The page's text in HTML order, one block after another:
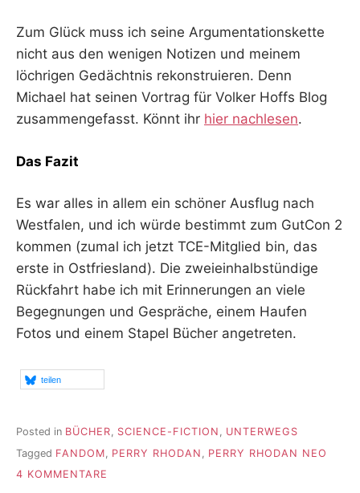
Zum Glück muss ich seine Argumentationskette
nicht aus den wenigen Notizen und meinem
löchrigen Gedächtnis rekonstruieren. Denn
Michael hat seinen Vortrag für Volker Hoffs Blog
zusammengefasst. Könnt ihr hier nachlesen.
Das Fazit
Es war alles in allem ein schöner Ausflug nach
Westfalen, und ich würde bestimmt zum GutCon 2
kommen (zumal ich jetzt TCE-Mitglied bin, das
erste in Ostfriesland). Die zweieinhalbstündige
Rückfahrt habe ich mit Erinnerungen an viele
Begegnungen und Gespräche, einem Haufen
Fotos und einem Stapel Bücher angetreten.
teilen
Posted in BÜCHER, SCIENCE-FICTION , UNTERWEGS
Tagged FANDOM PERRY RHODAN
PERRY RHODAN NEO
4 KOMMENTARE